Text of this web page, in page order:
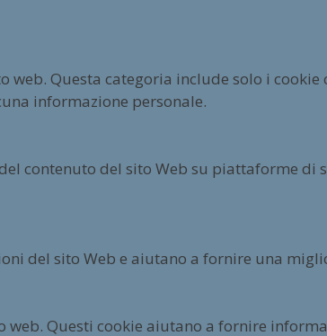
Questa categoria include solo i
informazione personale.
contenuto del sito Web su piattaforme di
del sito Web e aiutano a fornire una
Questi cookie aiutano a fornire